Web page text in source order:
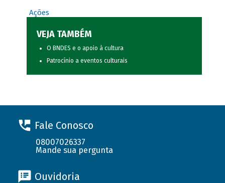
Ações
VEJA TAMBÉM
O BNDES e o apoio à cultura
Patrocínio a eventos culturais
Fale Conosco
08007026337
Mande sua pergunta
Ouvidoria